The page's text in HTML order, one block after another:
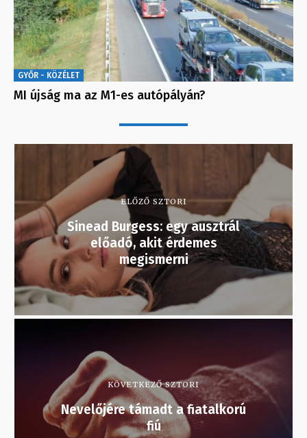
GYŐR - KÖZÉLET
MI újság ma az M1-es autópályán?
ELŐZŐ SZTORI
Sinead Burgess: egy ausztrál
előadó, akit érdemes
megismerni
KÖVETKEZŐ SZTORI
Nevelőjére támadt a fiatalkorú
fiú